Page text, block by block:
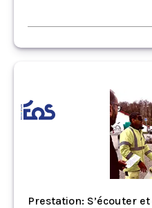
Prestation: S’écouter